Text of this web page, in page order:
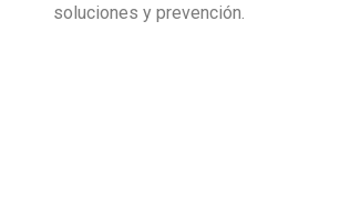
soluciones y prevención.